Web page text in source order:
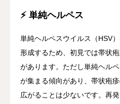
⚡ 単純ヘルペス
単純ヘルペスウイルス（HSV
形成するため、初見では帯状
があります。ただし単純ヘル
が集まる傾向があり、帯状疱
広がることは少ないです。再